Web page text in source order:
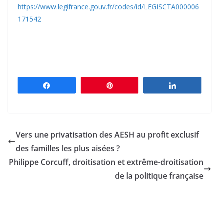
https://www.legifrance.gouv.fr/codes/id/LEGISCTA000006
171542
Vers une privatisation des AESH au profit exclusif
des familles les plus aisées ?
Philippe Corcuff, droitisation et extrême-droitisation
de la politique française